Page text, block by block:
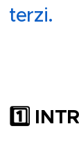
terzi.
1️